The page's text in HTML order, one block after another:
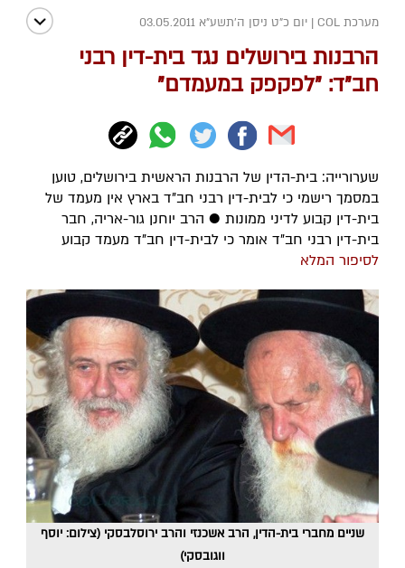
מערכת COL | יום כ"ט ניסן ה׳תשע״א 03.05.2011
הרבנות בירושלים נגד בית-דין רבני
חב"ד: "לפקפק במעמדם"
שערורייה: בית-הדין של הרבנות הראשית בירושלים, טוען
במסמך רישמי כי לבית-דין רבני חב"ד בארץ אין מעמד של
בית-דין קבוע לדיני ממונות ● הרב יוחנן גור-אריה, חבר
בית-דין רבני חב"ד אומר כי לבית-דין חב"ד מעמד קבוע
לסיפור המלא
שניים מחברי בית-הדין, הרב אשכנזי והרב ירוסלבסקי (צילום: יוסף
ווגובסקי)